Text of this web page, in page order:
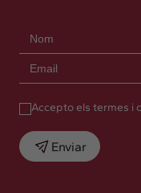
Accepto els termes i
Enviar